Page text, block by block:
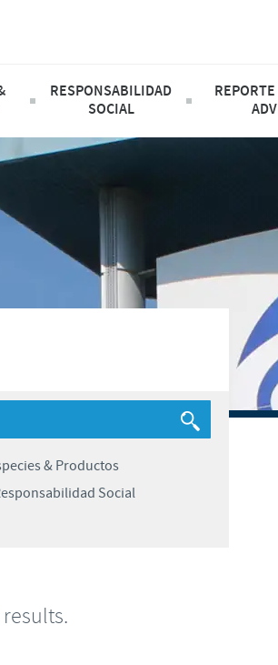
Indonesia
RESPONSABILIDAD
SOCIAL
Campaña Solidaria "Un Huevo
Nuestro Enfoque en la
Programas de Apoyo Mundial
Patrocinios Científicos
& Productos
Social